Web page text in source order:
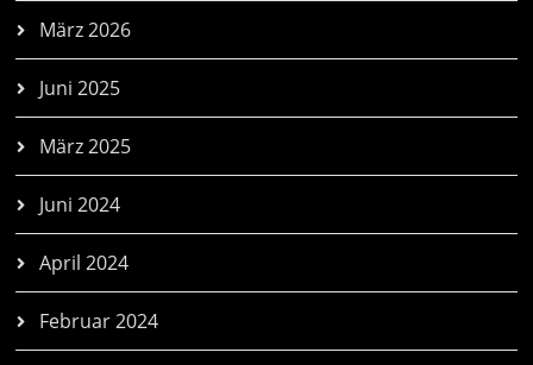
März 2026
Juni 2025
März 2025
Juni 2024
April 2024
Februar 2024